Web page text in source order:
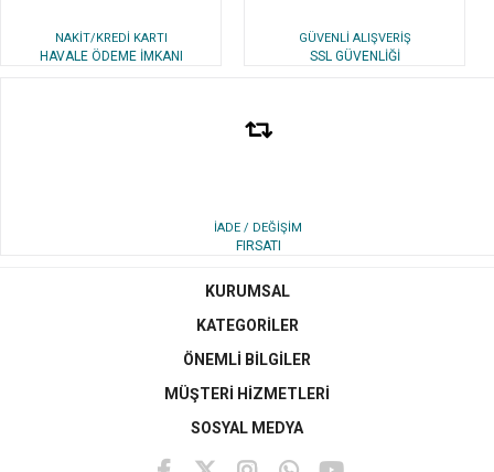
NAKİT/KREDİ KARTI
HAVALE ÖDEME İMKANI
GÜVENLİ ALIŞVERİŞ
SSL GÜVENLİĞİ
İADE / DEĞİŞİM
FIRSATI
KURUMSAL
KATEGORİLER
ÖNEMLİ BİLGİLER
MÜŞTERİ HİZMETLERİ
SOSYAL MEDYA